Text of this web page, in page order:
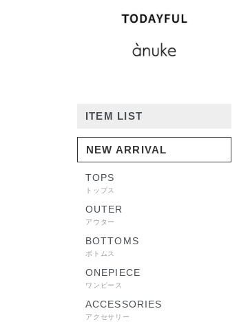
ITEM LIST
NEW ARRIVAL
TOPS
トップス
OUTER
アウター
BOTTOMS
ボトムス
ONEPIECE
ワンピース
ACCESSORIES
アクセサリー